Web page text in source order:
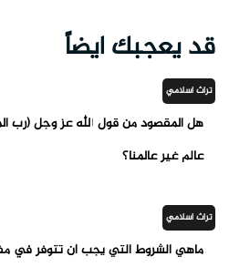
قد يعجبك ايضاً
تراث اسلامي
هل المقصود من قول الله عز وجل (رب
عالم غير عالمنا؟
تراث اسلامي
ماهي الشروط التي يجب أن تتوفر في